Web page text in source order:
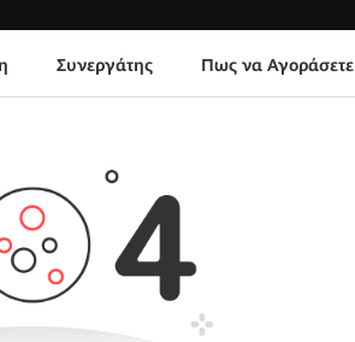
Συνεργάτης Πως να Αγοράσετε